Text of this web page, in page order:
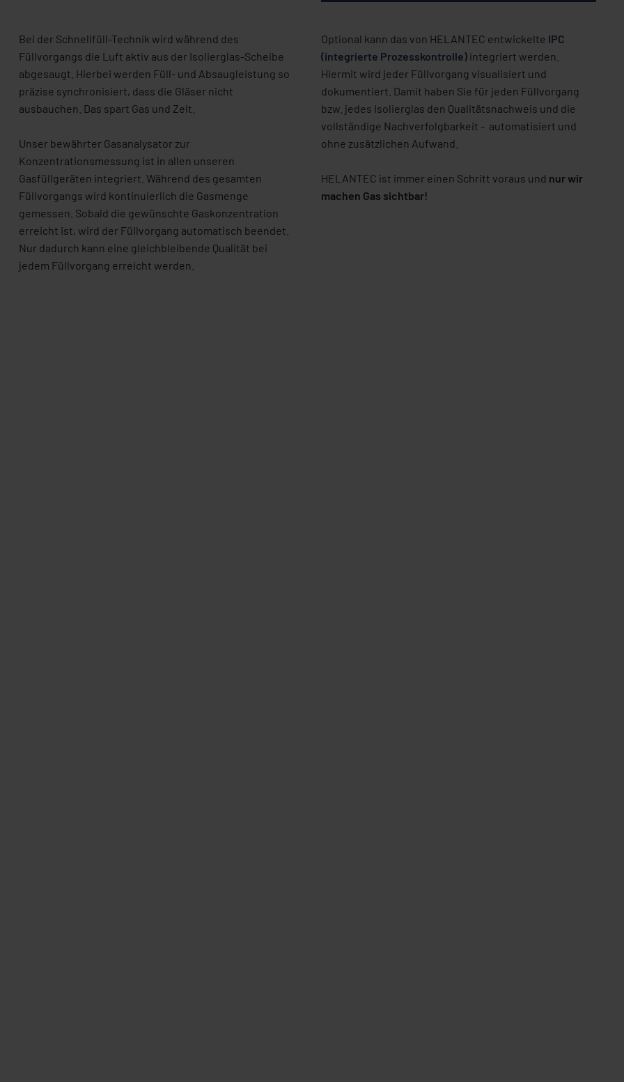
Bei der Schnellfüll-Technik wird während des
Füllvorgangs die Luft aktiv aus der Isolierglas-Scheibe
abgesaugt. Hierbei werden Füll- und Absaugleistung so
präzise synchronisiert, dass die Gläser nicht
ausbauchen. Das spart Gas und Zeit.
Unser bewährter Gasanalysator zur
Konzentrationsmessung ist in allen unseren
Gasfüllgeräten integriert. Während des gesamten
Füllvorgangs wird kontinuierlich die Gasmenge
gemessen. Sobald die gewünschte Gaskonzentration
erreicht ist, wird der Füllvorgang automatisch beendet.
Nur dadurch kann eine gleichbleibende Qualität bei
jedem Füllvorgang erreicht werden.
Optional kann das von HELANTEC entwickelte IPC
(integrierte Prozesskontrolle) integriert werden.
Hiermit wird jeder Füllvorgang visualisiert und
dokumentiert. Damit haben Sie für jeden Füllvorgang
bzw. jedes Isolierglas den Qualitätsnachweis und die
vollständige Nachverfolgbarkeit - automatisiert und
ohne zusätzlichen Aufwand.
HELANTEC ist immer einen Schritt voraus und nur wir
machen Gas sichtbar!